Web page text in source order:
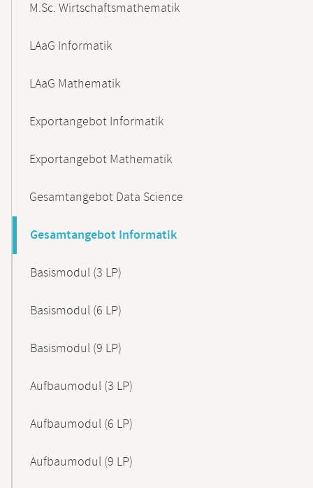
M.Sc. Wirtschaftsmathematik
LAaG Informatik
LAaG Mathematik
Exportangebot Informatik
Exportangebot Mathematik
Gesamtangebot Data Science
Gesamtangebot Informatik
Basismodul (3 LP)
Basismodul (6 LP)
Basismodul (9 LP)
Aufbaumodul (3 LP)
Aufbaumodul (6 LP)
Aufbaumodul (9 LP)